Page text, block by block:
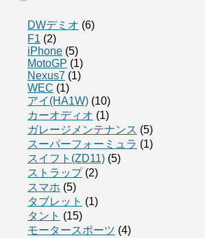
DWデミオ (6)
F1 (2)
iPhone (5)
MotoGP (1)
Nexus7 (1)
WEC (1)
アイ(HA1W) (10)
カーオディオ (1)
ガレージメンテナンス (5)
スーパーフォーミュラ (1)
スイフト(ZD11) (5)
ストラップ(2)
スマホ (5)
タブレット (1)
タント (15)
モータースポーツ (4)